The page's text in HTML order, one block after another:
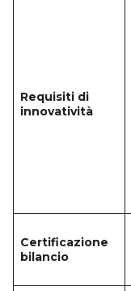
Requisiti di
innovatività
Certificazione
bilancio